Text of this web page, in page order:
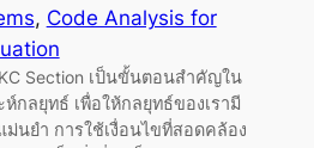
, Code Analysis for
Section เป็นขั้นตอนสำคัญใน
ห์กลยุทธ์ เพื่อให้กลยุทธ์ของเรามี
นยำ การใช้เงื่อนไขที่สอดคล้อง